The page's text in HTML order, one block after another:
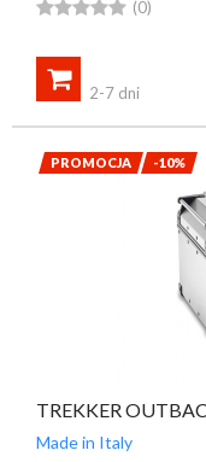
 (0)

2-7 dni
PROMOCJA -10%
TREKKER
Made in Italy